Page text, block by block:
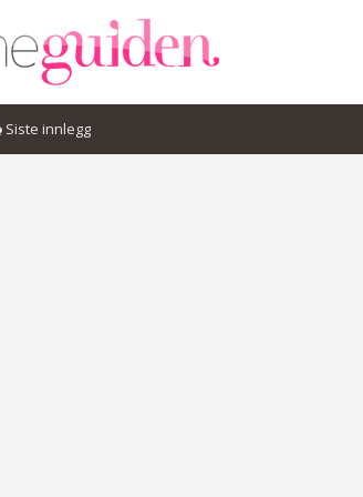
Siste innlegg